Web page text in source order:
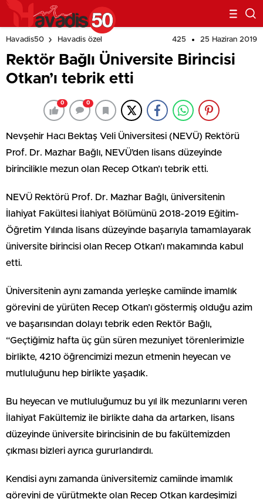
Havadis50 Havadis özel 425 25 Haziran 2019
Rektör Bağlı Üniversite Birincisi
Otkan’ı tebrik etti
0 0
Nevşehir Hacı Bektaş Veli Üniversitesi (NEVÜ) Rektörü
Prof. Dr. Mazhar Bağlı, NEVÜ’den lisans düzeyinde
birincilikle mezun olan Recep Otkan’ı tebrik etti.
NEVÜ Rektörü Prof. Dr. Mazhar Bağlı, üniversitenin
İlahiyat Fakültesi İlahiyat Bölümünü 2018-2019 Eğitim-
Öğretim Yılında lisans düzeyinde başarıyla tamamlayarak
üniversite birincisi olan Recep Otkan’ı makamında kabul
etti.
Üniversitenin aynı zamanda yerleşke camiinde imamlık
görevini de yürüten Recep Otkan’ı göstermiş olduğu azim
ve başarısından dolayı tebrik eden Rektör Bağlı,
“Geçtiğimiz hafta üç gün süren mezuniyet törenlerimizle
birlikte, 4210 öğrencimizi mezun etmenin heyecan ve
mutluluğunu hep birlikte yaşadık.
Bu heyecan ve mutluluğumuz bu yıl ilk mezunlarını veren
İlahiyat Fakültemiz ile birlikte daha da artarken, lisans
düzeyinde üniversite birincisinin de bu fakültemizden
çıkması bizleri ayrıca gururlandırdı.
Kendisi aynı zamanda üniversitemiz camiinde imamlık
görevini de yürütmekte olan Recep Otkan kardeşimizi